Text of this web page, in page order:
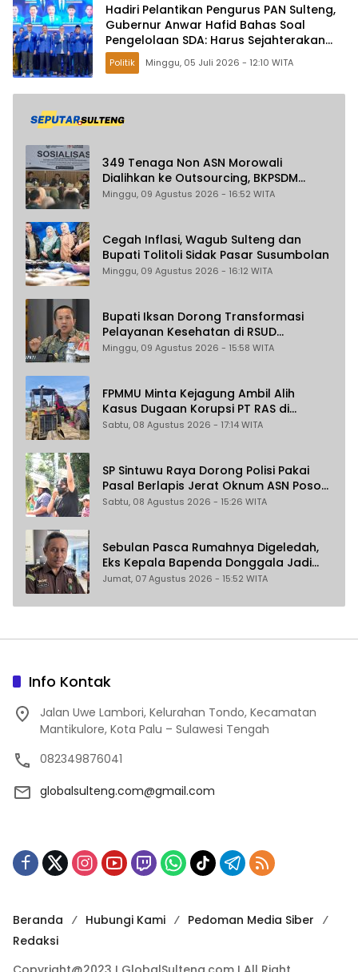
Hadiri Pelantikan Pengurus PAN Sulteng,
Gubernur Anwar Hafid Bahas Soal
Pengelolaan SDA: Harus Sejahterakan
Masyarakat
Politik Minggu, 05 Juli 2026 - 12:10 WITA
349 Tenaga Non ASN Morowali
Dialihkan ke Outsourcing, BKPSDM
Pastikan Gaji Tak Berubah dan Dapat
Minggu, 09 Agustus 2026 - 16:52 WITA
Cegah Inflasi, Wagub Sulteng dan
Bupati Tolitoli Sidak Pasar Susumbolan
Minggu, 09 Agustus 2026 - 16:12 WITA
Bupati Iksan Dorong Transformasi
Pelayanan Kesehatan di RSUD
Morowali
Minggu, 09 Agustus 2026 - 15:58 WITA
FPMMU Minta Kejagung Ambil Alih
Kasus Dugaan Korupsi PT RAS di
Morowali Utara
Sabtu, 08 Agustus 2026 - 17:14 WITA
SP Sintuwu Raya Dorong Polisi Pakai
Pasal Berlapis Jerat Oknum ASN Poso
Terlibat Dugaan Pelecehan Seksual
Sabtu, 08 Agustus 2026 - 15:26 WITA
Sebulan Pasca Rumahnya Digeledah,
Eks Kepala Bapenda Donggala Jadi
Tersangka Dugaan Korupsi
Jumat, 07 Agustus 2026 - 15:52 WITA
Info Kontak
Jalan Uwe Lambori, Kelurahan Tondo, Kecamatan
Mantikulore, Kota Palu – Sulawesi Tengah
082349876041
globalsulteng.com@gmail.com
Beranda Hubungi Kami
Pedoman Media Siber
Redaksi